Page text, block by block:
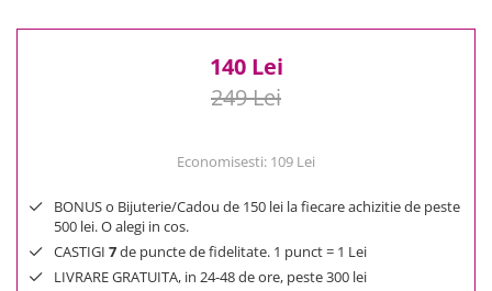
140 Lei
249 Lei
Economisesti: 109 Lei
BONUS o Bijuterie/Cadou de 150 lei la fiecare achizitie de peste
500 lei. O alegi in cos.
CASTIGI 7de puncte de fidelitate. 1 punct = 1 Lei
LIVRARE GRATUITA, in 24-48 de ore, peste 300 lei